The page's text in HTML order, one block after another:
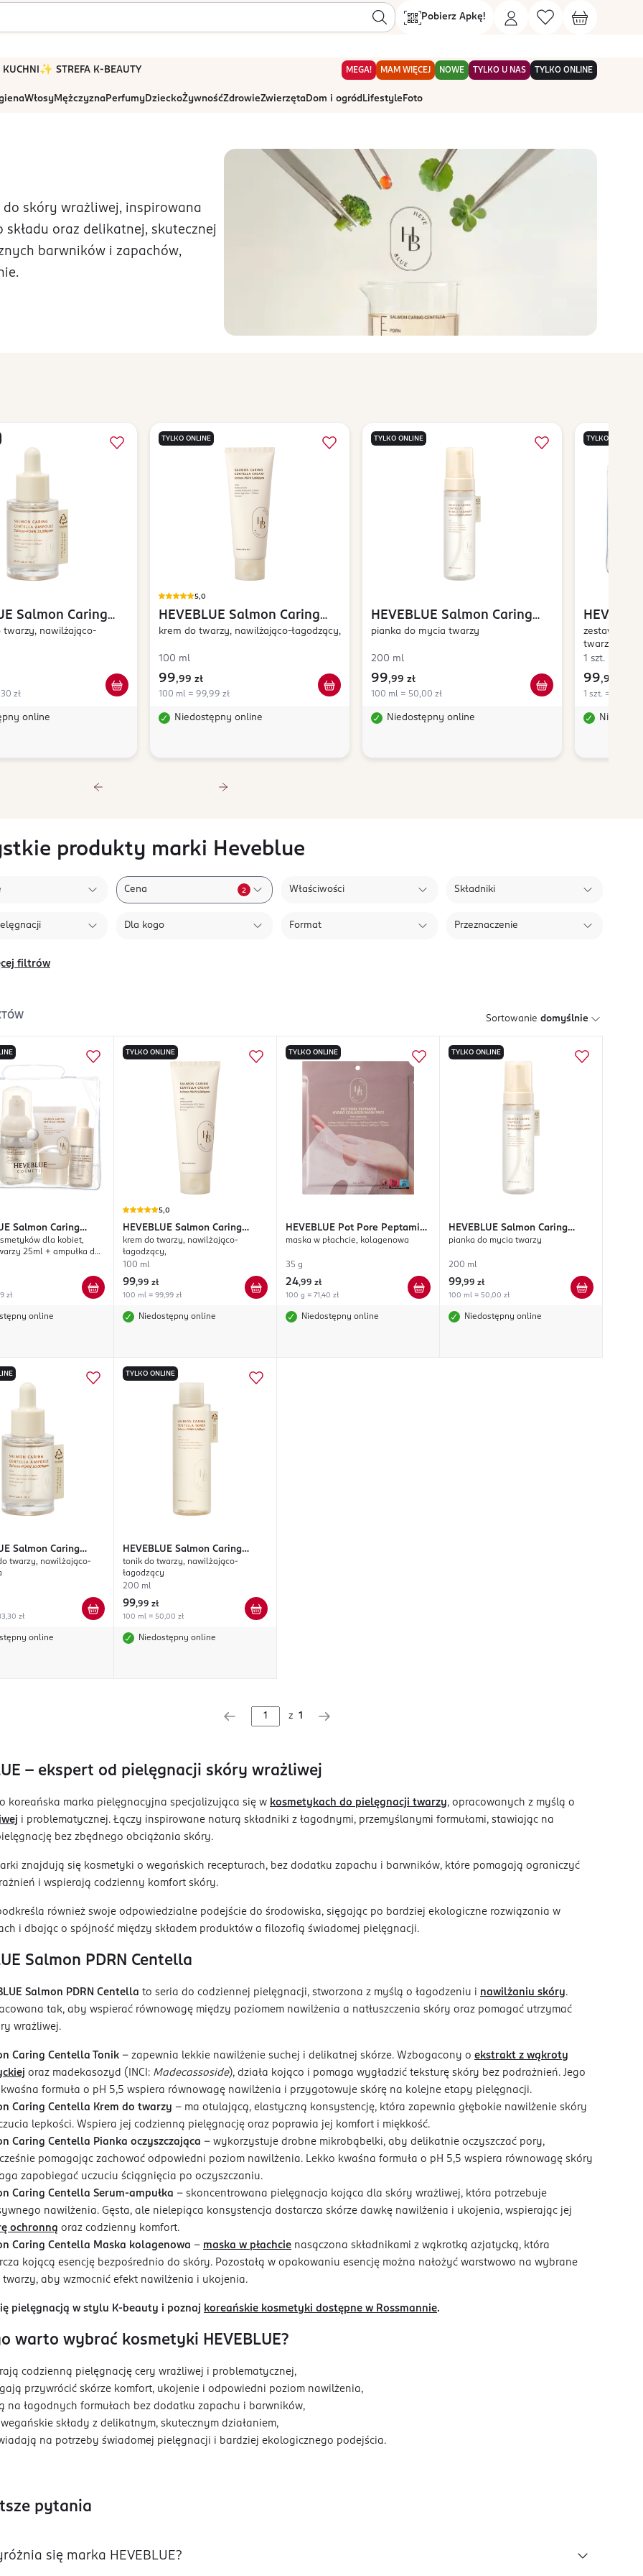
Pobierz Apkę!
KUCHNI ✨ STREFA K-BEAUTY MEGA! MAM WIĘCEJ NOWE TYLKO U NAS TYLKO ONLINE
WłosyMężczyznaPerfumyDzieckoŻywnośćZdrowieZwierzętaDom i ogród Lifestyle Foto
do skóry wrażliwej, inspirowana
oraz delikatnej, skutecznej
barwników i zapachów,
Salmon Caring
twarzy, nawilżająco-
zł
online
TYLKO ONLINE
5,0
HEVEBLUE Salmon Caring
Centella
krem do twarzy, nawilżająco-łagodzący,
100 ml
99,99 zł
100 ml = 99,99 zł
Niedostępny online
TYLKO ONLINE
HEVEBLUE Salmon Caring
Centella
pianka do mycia twarzy
200 ml
99,99 zł
100 ml = 50,00 zł
Niedostępny online
TYLKO ONLINE
Centella
zestaw
twarzy 25ml
+ krem do
1 szt.
99,99 zł
1 szt. = 99,99
produkty marki Heveblue
Cena 2 Właściwości Składniki
Dla kogo Format Przeznaczenie
filtrów
Sortowanie domyślnie
Salmon Caring
dla kobiet,
25ml + ampułka do
+ krem do twarzy 20ml
zł
online
TYLKO ONLINE
5,0
HEVEBLUE Salmon Caring
Centella
krem do twarzy, nawilżająco-
łagodzący,
100 ml
99,99 zł
100 ml = 99,99 zł
Niedostępny online
TYLKO ONLINE
HEVEBLUE Pot Pore Peptamin
Hydro Collagen
maska w płachcie, kolagenowa
35 g
24,99 zł
100 g = 71,40 zł
Niedostępny online
TYLKO ONLINE
HEVEBLUE Salmon Caring
Centella
pianka do mycia twarzy
200 ml
99,99 zł
100 ml = 50,00 zł
Niedostępny online
Salmon Caring
twarzy, nawilżająco-
zł
online
TYLKO ONLINE
HEVEBLUE Salmon Caring
Centella
tonik do twarzy, nawilżająco-
łagodzący
200 ml
99,99 zł
100 ml = 50,00 zł
Niedostępny online
z 1
- ekspert od pielęgnacji skóry wrażliwej
to koreańska marka pielęgnacyjna specjalizująca się w kosmetykach do pielęgnacji twarzy, opracowanych z myślą o
i problematycznej. Łączy inspirowane naturą składniki z łagodnymi, przemyślanymi formułami, stawiając na
bez zbędnego obciążania skóry.
znajdują się kosmetyki o wegańskich recepturach, bez dodatku zapachu i barwników, które pomagają ograniczyć
i wspierają codzienny komfort skóry.
podkreśla również swoje odpowiedzialne podejście do środowiska, sięgając po bardziej ekologiczne rozwiązania w
i dbając o spójność między składem produktów a filozofią świadomej pielęgnacji.
Salmon PDRN Centella
Salmon PDRN Centella to seria do codziennej pielęgnacji, stworzona z myślą o łagodzeniu i nawilżaniu skóry.
tak, aby wspierać równowagę między poziomem nawilżenia a natłuszczenia skóry oraz pomagać utrzymać
wrażliwej.
Caring Centella Tonik – zapewnia lekkie nawilżenie suchej i delikatnej skórze. Wzbogacony o ekstrakt z wąkroty
oraz madekasozyd (INCI: Madecassoside), działa kojąco i pomaga wygładzić teksturę skóry bez podrażnień. Jego
formuła o pH 5,5 wspiera równowagę nawilżenia i przygotowuje skórę na kolejne etapy pielęgnacji.
Caring Centella Krem do twarzy – ma otulającą, elastyczną konsystencję, która zapewnia głębokie nawilżenie skóry
lepkości. Wspiera jej codzienną pielęgnację oraz poprawia jej komfort i miękkość.
Caring Centella Pianka oczyszczająca – wykorzystuje drobne mikrobąbelki, aby delikatnie oczyszczać pory,
pomagając zachować odpowiedni poziom nawilżenia. Lekko kwaśna formuła o pH 5,5 wspiera równowagę skóry
zapobiegać uczuciu ściągnięcia po oczyszczaniu.
Caring Centella Serum-ampułka – skoncentrowana pielęgnacja kojąca dla skóry wrażliwej, która potrzebuje
nawilżenia. Gęsta, ale nielepiąca konsystencja dostarcza skórze dawkę nawilżenia i ukojenia, wspierając jej
ochronną oraz codzienny komfort.
Caring Centella Maska kolagenowa – maska w płachcie nasączona składnikami z wąkrotką azjatycką, która
kojącą esencję bezpośrednio do skóry. Pozostałą w opakowaniu esencję można nałożyć warstwowo na wybrane
twarzy, aby wzmocnić efekt nawilżenia i ukojenia.
pielęgnacją w stylu K-beauty i poznaj koreańskie kosmetyki dostępne w Rossmannie.
warto wybrać kosmetyki HEVEBLUE?
codzienną pielęgnację cery wrażliwej i problematycznej,
przywrócić skórze komfort, ukojenie i odpowiedni poziom nawilżenia,
na łagodnych formułach bez dodatku zapachu i barwników,
wegańskie składy z delikatnym, skutecznym działaniem,
na potrzeby świadomej pielęgnacji i bardziej ekologicznego podejścia.
pytania
się marka HEVEBLUE?